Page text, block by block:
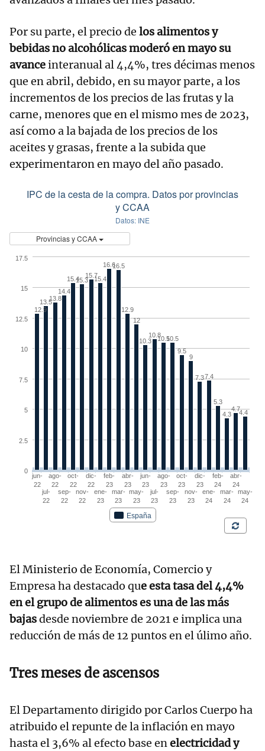
Por su parte, el precio de los alimentos y
bebidas no alcohólicas moderó en mayo su
avanceinteranual al 4,4%, tres décimas menos
que en abril, debido, en su mayor parte, a los
incrementos de los precios de las frutas y la
carne, menores que en el mismo mes de 2023,
así como a la bajada de los precios de los
aceites y grasas, frente a la subida que
experimentaron en mayo del año pasado.
El Ministerio de Economía, Comercio y
Empresa ha destacado que esta tasa del 4,4%
en el grupo de alimentos es una de las más
bajasdesde noviembre de 2021 e implica una
reducción de más de 12 puntos en el úlimo año.
Tres meses de ascensos
El Departamento dirigido por Carlos Cuerpo ha
atribuido el repunte de la inflación en mayo
hasta el 3,6% al efecto base enelectricidad y